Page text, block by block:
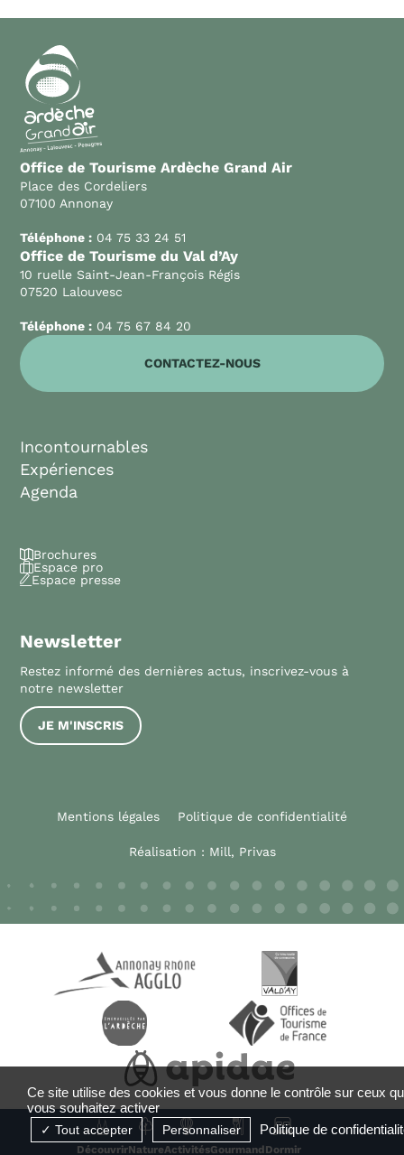
DécouvrirNatureActivitésGourmand Dormir
Office de Tourisme Ardèche Grand Air
Place des Cordeliers
07100 Annonay
Téléphone : 04 75 33 24 51
Office de Tourisme du Val d’Ay
10 ruelle Saint-Jean-François Régis
07520 Lalouvesc
Téléphone : 04 75 67 84 20
CONTACTEZ-NOUS
Incontournables
Expériences
Agenda
Brochures
Espace pro
Espace presse
Newsletter
Restez informé des dernières actus, inscrivez-vous à
notre newsletter
JE M'INSCRIS
Mentions légales Politique de confidentialité
Réalisation : Mill, Privas
Ce site utilise des cookies et vous donne le contrôle sur ceux
vous souhaitez activer
Tout accepter Personnaliser Politique de